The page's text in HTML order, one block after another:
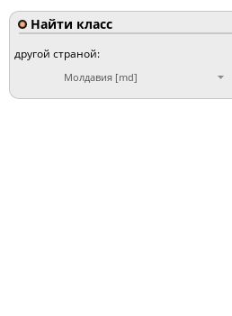
Найти класс
другой страной:
Молдавия [md]